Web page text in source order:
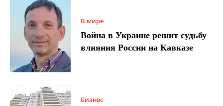
В мире
Война в Украине решит судьбу
влияния России на Кавказе
Бизнес